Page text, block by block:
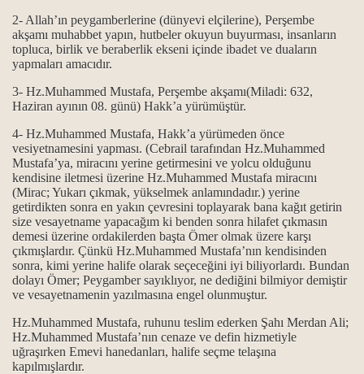
2- Allah’ın peygamberlerine (dünyevi elçilerine), Perşembe
akşamı muhabbet yapın, hutbeler okuyun buyurması, insanların
topluca, birlik ve beraberlik ekseni içinde ibadet ve duaların
yapmaları amacıdır.
3- Hz.Muhammed Mustafa, Perşembe akşamı(Miladi: 632,
Haziran ayının 08. günü) Hakk’a yürümüştür.
4- Hz.Muhammed Mustafa, Hakk’a yürümeden önce
vesiyetnamesini yapması. (Cebrail tarafından Hz.Muhammed
Mustafa’ya, miracını yerine getirmesini ve yolcu olduğunu
kendisine iletmesi üzerine Hz.Muhammed Mustafa miracını
(Mirac; Yukarı çıkmak, yükselmek anlamındadır.) yerine
getirdikten sonra en yakın çevresini toplayarak bana kağıt getirin
size vesayetname yapacağım ki benden sonra hilafet çıkmasın
demesi üzerine ordakilerden başta Ömer olmak üzere karşı
çıkmışlardır. Çünkü Hz.Muhammed Mustafa’nın kendisinden
sonra, kimi yerine halife olarak seçeceğini iyi biliyorlardı. Bundan
dolayı Ömer; Peygamber sayıklıyor, ne dediğini bilmiyor demiştir
ve vesayetnamenin yazılmasına engel olunmuştur.
Hz.Muhammed Mustafa, ruhunu teslim ederken Şahı Merdan Ali;
Hz.Muhammed Mustafa’nın cenaze ve defin hizmetiyle
uğraşırken Emevi hanedanları, halife seçme telaşına
kapılmışlardır.
ile önemi…
gösterilmiştir...